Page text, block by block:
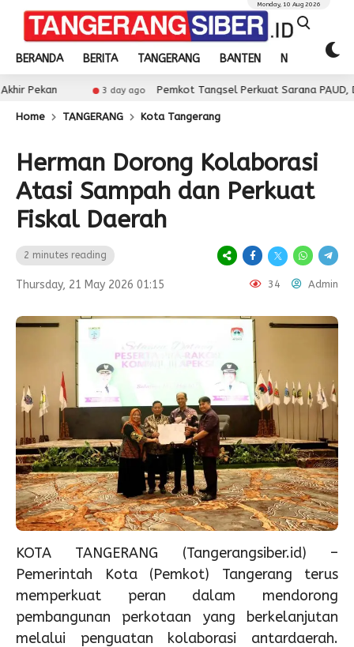
BERANDA BERITA TANGERANG BANTEN NASIONAL
Monday, 10 Aug 2026
3 day ago Pemkot Tangsel Perkuat Sarana PAUD, Dorong
Home TANGERANG Kota Tangerang
Herman Dorong Kolaborasi
Atasi Sampah dan Perkuat
Fiskal Daerah
2 minutes reading
Thursday, 21 May 2026 01:15 34 Admin
KOTA TANGERANG (Tangerangsiber.id) –
Pemerintah Kota (Pemkot) Tangerang terus
memperkuat peran dalam mendorong
pembangunan perkotaan yang berkelanjutan
melalui penguatan kolaborasi antardaerah.